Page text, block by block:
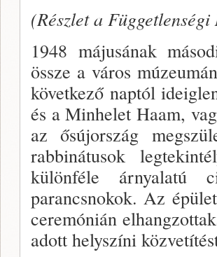
(Részlet a
1948 májusának
össze a város
következő naptól
és a Minhelet Haam,
az ősújország
rabbinátusok
különféle árnyalatú
parancsnokok. Az
ceremónián
adott helyszíni